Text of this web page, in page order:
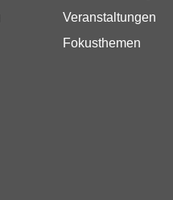
Veranstaltungen
Fokusthemen